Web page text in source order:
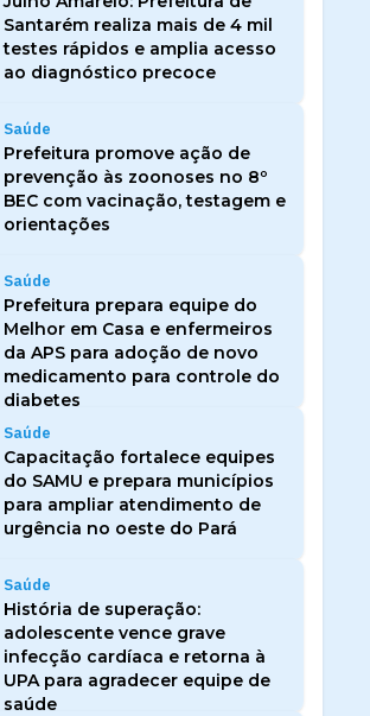
Santarém realiza mais de 4 mil
testes rápidos e amplia acesso
ao diagnóstico precoce
Saúde
Prefeitura promove ação de
prevenção às zoonoses no 8º
BEC com vacinação, testagem e
orientações
Saúde
Prefeitura prepara equipe do
Melhor em Casa e enfermeiros
da APS para adoção de novo
medicamento para controle do
diabetes
Saúde
Capacitação fortalece equipes
do SAMU e prepara municípios
para ampliar atendimento de
urgência no oeste do Pará
Saúde
História de superação:
adolescente vence grave
infecção cardíaca e retorna à
UPA para agradecer equipe de
saúde